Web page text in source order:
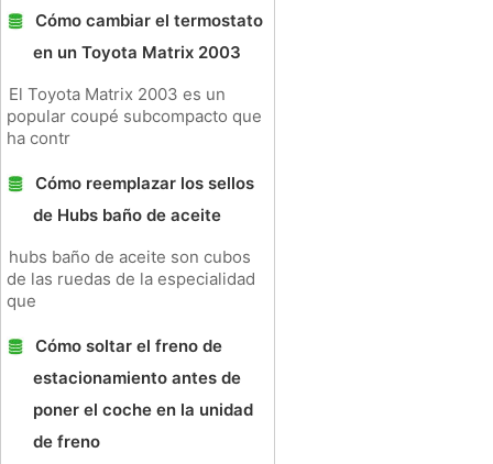
Cómo cambiar el termostato
en un Toyota Matrix 2003
El Toyota Matrix 2003 es un
popular coupé subcompacto que
ha contr
Cómo reemplazar los sellos
de Hubs baño de aceite
hubs baño de aceite son cubos
de las ruedas de la especialidad
que
Cómo soltar el freno de
estacionamiento antes de
poner el coche en la unidad
de freno